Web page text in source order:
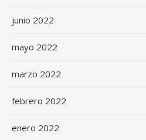
junio 2022
mayo 2022
marzo 2022
febrero 2022
enero 2022